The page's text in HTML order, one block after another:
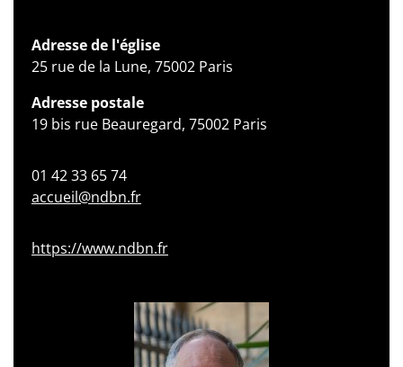
Adresse de l'église
25 rue de la Lune, 75002 Paris
Adresse postale
19 bis rue Beauregard, 75002 Paris
01 42 33 65 74
accueil@ndbn.fr
https://www.ndbn.fr